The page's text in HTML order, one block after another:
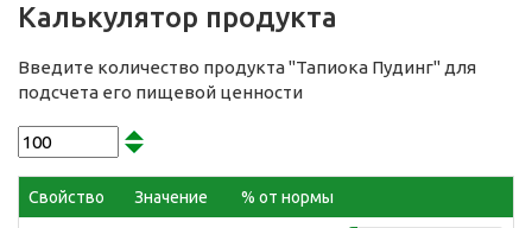
Калькулятор продукта
Введите количество продукта "Тапиока Пудинг" для
подсчета его пищевой ценности
Свойство Значение % от нормы